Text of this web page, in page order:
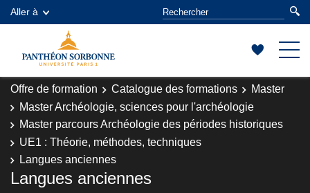
Aller à
Offre de formation Catalogue des formations
Master
Master Archéologie, sciences pour l'archéologie
Master parcours Archéologie des périodes historiques
UE1 : Théorie, méthodes, techniques
Langues anciennes
Langues anciennes